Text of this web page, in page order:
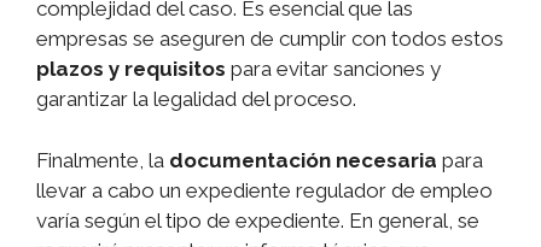
complejidad del caso. Es esencial que las
empresas se aseguren de cumplir con todos estos
plazos y requisitos para evitar sanciones y
garantizar la legalidad del proceso.
Finalmente, la documentación necesaria para
llevar a cabo un expediente regulador de empleo
varía según el tipo de expediente. En general, se